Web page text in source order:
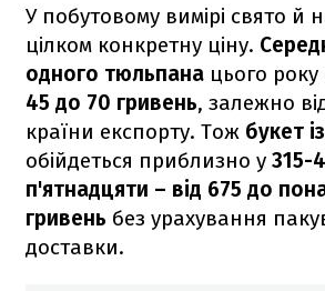
У побутовому вимірі свято й
цілком конкретну ціну.
одного тюльпана цього
45 до 70 гривень, залежно
країни експорту. Тож букет
обійдеться приблизно у 315-
п'ятнадцяти – від 675 до
гривень без урахування
доставки.